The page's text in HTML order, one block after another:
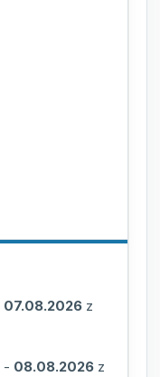
07.08.2026 z
- 08.08.2026 z